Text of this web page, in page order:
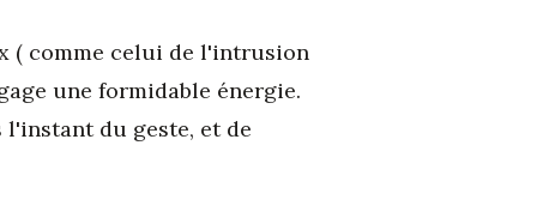
( comme celui de l'intrusion
une formidable énergie.
du geste, et de